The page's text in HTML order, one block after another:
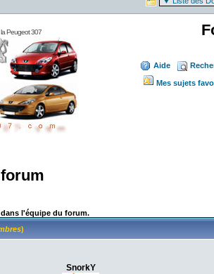
Peugeot 307
Aide
Mes sujets
l'équipe du forum.
)
SnorkY